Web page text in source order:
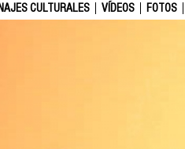
CULTURALES VÍDEOS FOTOS